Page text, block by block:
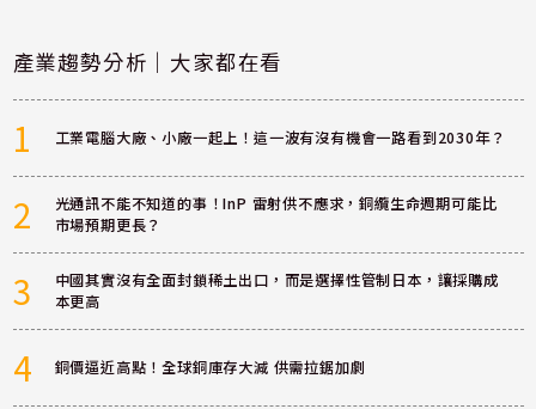
產業趨勢分析｜大家都在看
1 工業電腦大廠、小廠一起上！這一波有沒有機會一路看到2030年？
2
光通訊不能不知道的事！InP 雷射供不應求，銅纜生命週期可能比
市場預期更長？
3
中國其實沒有全面封鎖稀土出口，而是選擇性管制日本，讓採購成
本更高
4 銅價逼近高點！全球銅庫存大減 供需拉鋸加劇